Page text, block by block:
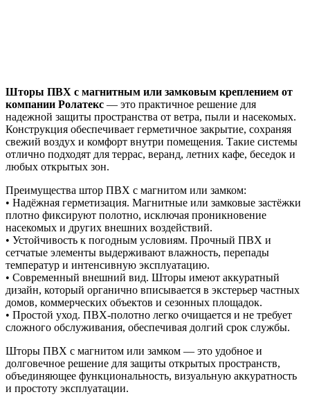
Шторы ПВХ с магнитным или замковым креплением от
компании Ролатекс — это практичное решение для
надежной защиты пространства от ветра, пыли и насекомых.
Конструкция обеспечивает герметичное закрытие, сохраняя
свежий воздух и комфорт внутри помещения. Такие системы
отлично подходят для террас, веранд, летних кафе, беседок и
любых открытых зон.
Преимущества штор ПВХ с магнитом или замком:
• Надёжная герметизация. Магнитные или замковые застёжки
плотно фиксируют полотно, исключая проникновение
насекомых и других внешних воздействий.
• Устойчивость к погодным условиям. Прочный ПВХ и
сетчатые элементы выдерживают влажность, перепады
температур и интенсивную эксплуатацию.
• Современный внешний вид. Шторы имеют аккуратный
дизайн, который органично вписывается в экстерьер частных
домов, коммерческих объектов и сезонных площадок.
• Простой уход. ПВХ-полотно легко очищается и не требует
сложного обслуживания, обеспечивая долгий срок службы.
Шторы ПВХ с магнитом или замком — это удобное и
долговечное решение для защиты открытых пространств,
объединяющее функциональность, визуальную аккуратность
и простоту эксплуатации.